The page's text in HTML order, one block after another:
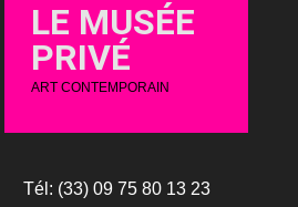
LE MUSÉE
PRIVÉ
ART CONTEMPORAIN
Tél: (33) 09 75 80 13 23